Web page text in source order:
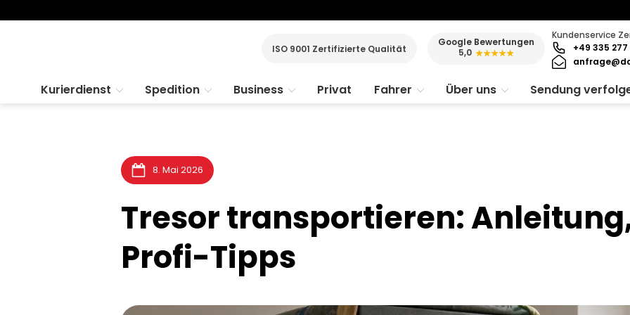
ISO 9001 Zertifizierte Qualität
Google Bewertungen
5,0 ★★★★★
Kundenservice
+49 335 277
Kurierdienst Spedition Business Privat Fahrer Über uns Sendung
8. Mai 2026
Tresor transportieren:
Profi-Tipps